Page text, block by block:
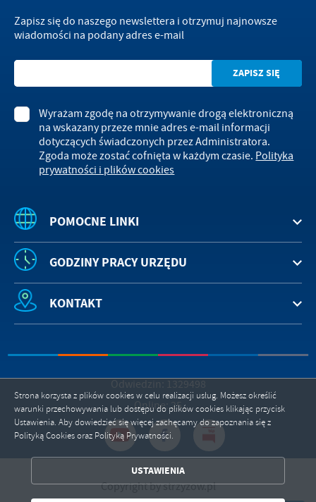
POMOCNE LINKI
Zapisz się do naszego newslettera i otrzymuj najnowsze
wiadomości na podany adres e-mail
Wyrażam zgodę na otrzymywanie drogą elektroniczną
na wskazany przeze mnie adres e-mail informacji
dotyczących świadczonych przez Administratora.
Zgoda może zostać cofnięta w każdym czasie. Polityka
prywatności i plików cookies
GODZINY PRACY URZĘDU
KONTAKT
Odwiedzin: 1329498
Online: 25
Copyright by strzyzow.pl
Strona korzysta z plików cookies w celu realizacji usług. Możesz określić
warunki przechowywania lub dostępu do plików cookies klikając przycisk
Ustawienia. Aby dowiedzieć się więcej zachęcamy do zapoznania się z
Polityką Cookies oraz Polityką Prywatności.
USTAWIENIA
ZAPISZ WYBRANE